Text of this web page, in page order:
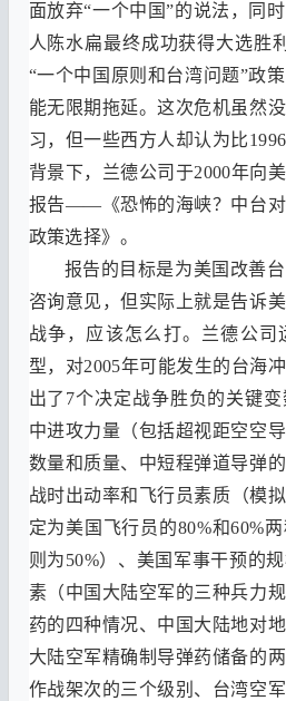
面放弃“一个中国”的说法 ，
同
人陈水扁最终成功获得大选胜利
“一个中国原则和台湾问题”政
能无限期拖延。这次危机虽然
习， 但一些西方人却认为比1996
背景下 ， 兰德公司于2000年向
报告—— 《恐怖的海峡？ 中台
政策选择》。
报告的目标是为美国改善
咨询意见 ，但实际上就是告诉
战争， 应该怎么打 。 兰德公司
型， 对2005年可能发生的台海
出了 7个决定战争胜负的关键变
中进攻力量 （包括超视距空空
数量和质量、 中短程弹道导弹
战时出动率和飞行员素质 （模
定为美国飞行员的80%和60%
则为50%）、 美国军事干预的
素 （ 中国大陆空军的三种兵力
药的四种情况、 中国大陆地对
大陆空军精确制导弹药储备的
作战架次的三个级别 、 台湾空